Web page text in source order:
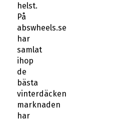
helst.
På
abswheels.se
har
samlat
ihop
de
bästa
vinterdäcken
marknaden
har